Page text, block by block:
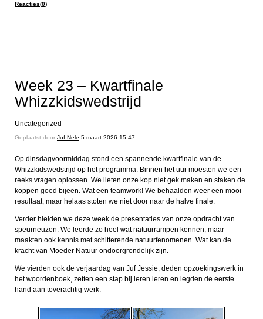
Reacties(0)
Week 23 – Kwartfinale
Whizzkidswedstrijd
Uncategorized
Geplaatst door Juf Nele 5 maart 2026 15:47
Op dinsdagvoormiddag stond een spannende kwartfinale van de
Whizzkidswedstrijd op het programma. Binnen het uur moesten we een
reeks vragen oplossen. We lieten onze kop niet gek maken en staken de
koppen goed bijeen. Wat een teamwork! We behaalden weer een mooi
resultaat, maar helaas stoten we niet door naar de halve finale.
Verder hielden we deze week de presentaties van onze opdracht van
speurneuzen. We leerde zo heel wat natuurrampen kennen, maar
maakten ook kennis met schitterende natuurfenomenen. Wat kan de
kracht van Moeder Natuur ondoorgrondelijk zijn.
We vierden ook de verjaardag van Juf Jessie, deden opzoekingswerk in
het woordenboek, zetten een stap bij leren leren en legden de eerste
hand aan toverachtig werk.